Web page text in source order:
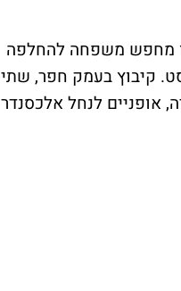
מחפש משפחה להחלפה
קיבוץ בעמק חפר, שתי
אופניים לנחל אלכסנדר